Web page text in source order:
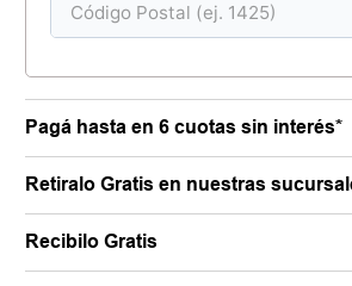
Pagá hasta en 6 cuotas sin interés*
Retiralo Gratis en nuestras
Recibilo Gratis